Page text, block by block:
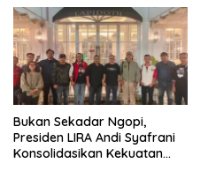
Buka suara
Bukan Sekadar Ngopi,
Presiden LIRA Andi Syafrani
Konsolidasikan Kekuatan